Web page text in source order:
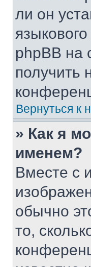
ли он
phpBB на
получить
Вернуться к
» Как я
именем?
Вместе с
обычно
то,